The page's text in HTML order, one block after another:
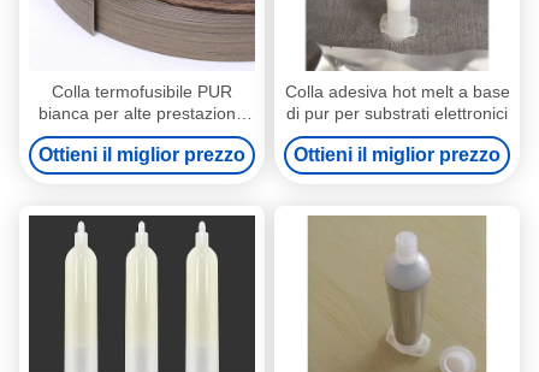
Colla termofusibile PUR
bianca per alte prestazioni,
elevata flessibilità e
resistenza alla trazione
450±5% N/25mm, per le tue
Ottieni il miglior prezzo
Colla adesiva hot melt a base
di pur per substrati elettronici
Ottieni il miglior prezzo